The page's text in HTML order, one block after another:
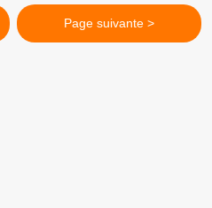
Page suivante >